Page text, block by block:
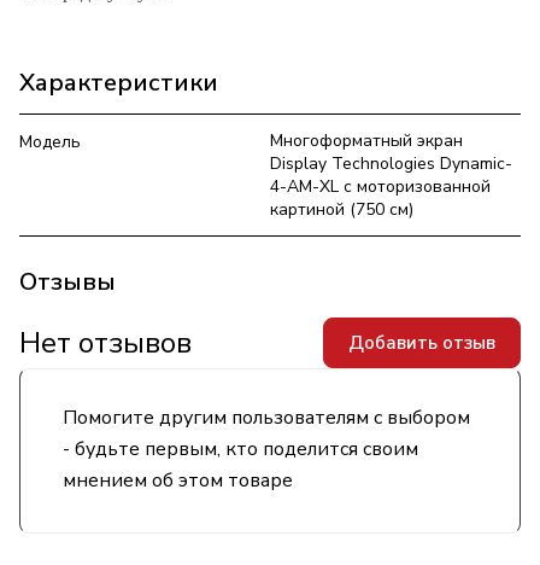
Характеристики
Модель
Многоформатный экран
Display Technologies Dynamic-
4-AM-XL с моторизованной
картиной (750 см)
Отзывы
Помогите другим пользователям с выбором
- будьте первым, кто поделится своим
мнением об этом товаре
Нет отзывов Добавить отзыв